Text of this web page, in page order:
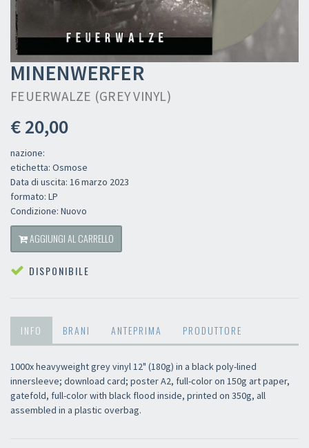
MINENWERFER
FEUERWALZE (GREY VINYL)
€ 20,00
nazione:
etichetta: Osmose
Data di uscita: 16 marzo 2023
formato: LP
Condizione: Nuovo
AGGIUNGI AL CARRELLO
DISPONIBILE
INFO BRANI ANTEPRIMA PRODUTTORE
1000x heavyweight grey vinyl 12" (180g) in a black poly-lined
innersleeve; download card; poster A2, full-color on 150g art paper,
gatefold, full-color with black flood inside, printed on 350g, all
assembled in a plastic overbag.